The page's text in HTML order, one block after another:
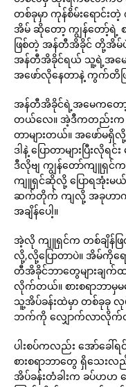
တစ်ခုမှာ ကုန်စိမ်းရောင်း
အိမ် ဆိုတော့ ကျွန်တော့်ရဲ့ စ
ဖြစ်တဲ့ အန်တီအိခိုင် တို့အိမ်
အန်တီအိခိုင်ရယ် သူ့ရဲ့အမေ
အဖော်လိုနေတာနဲ့ ကွက်တိဖြ
အန်တီအိခိုင်ရဲ့အမေကတော့
တယ်လေ။ အဲ့ဒီကတည်းက က
တာများတယ်။ အဖော်မရှိ
ဒါနဲ့ ပြောတာများပြီးလို
ဒီလိုဗျ ကျွန်တော်ကျူရှင်ကန
ကျူရှင်ဆိုလို့ ပြောရအုံးမ
ဆက်တိုက် ကျလို့ အခုဟာက
အချိန်ပေါ့။
အဲ့လို ကျူရှင်က တစ်ချိန်ဖြ
လို့,လို့ပြောတာပဲ။ အိမ်ကို
တီအိခိုင်ဘာတွေများချက်ထ
လိုက်တယ်။ စားစရာဘာမှ
သူ့အိပ်ခန်းထဲမှာ တစ်ခုခု လုပ်
ဘက်ကို လျှောက်လာလိုက်
ပါးစပ်ကလည်း အော်ခေါ်
စားစရာဘာတွေ ရှိသေးလည်
အိပ်ခန်းတံခါးက ခပ်ဟဟ